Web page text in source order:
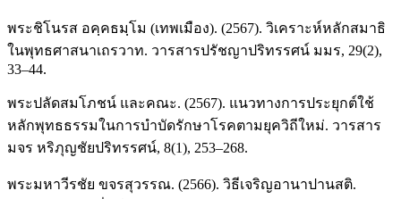
พระชิโนรส อคฺคธมฺโม (เทพเมือง). (2567). วิเคราะห์หลักสมาธิ
ในพุทธศาสนาเถรวาท. วารสารปรัชญาปริทรรศน์ มมร, 29(2),
33–44.
พระปลัดสมโภชน์ และคณะ. (2567). แนวทางการประยุกต์ใช้
หลักพุทธธรรมในการบำบัดรักษาโรคตามยุควิถีใหม่. วารสาร
มจร หริภุญชัยปริทรรศน์, 8(1), 253–268.
พระมหาวีรชัย ขจรสุวรรณ. (2566). วิธีเจริญอานาปานสติ.